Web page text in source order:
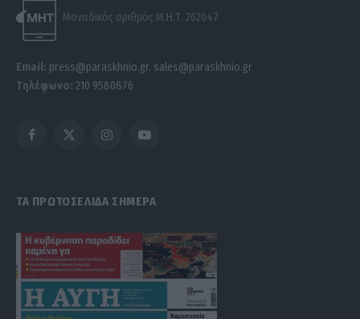
Μοναδικός αριθμός Μ.Η.Τ. 262047
Email: press@paraskhnio.gr, sales@paraskhnio.gr
Τηλέφωνο: 210 9580876
Facebook
X
InstagramYouTube
ΤΑ ΠΡΩΤΟΣΕΛΙΔΑ ΣΗΜΕΡΑ